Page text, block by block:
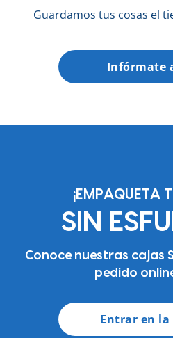
Guardamos tus cosas el
Infórmate
¡EMPAQUETA
SIN
Conoce nuestras cajas
pedido
Entrar en